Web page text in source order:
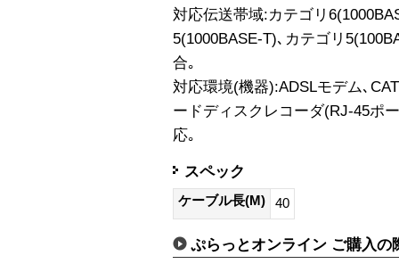
対応伝送帯域:カテゴリ
5(1000BASE-T)､カテゴリ
合｡
対応環境(機器):ADSLモデム､
ードディスクレコーダ(RJ-45ポ
応｡
スペック
ケーブル長(M) 40
ぷらっとオンライン ご購入の